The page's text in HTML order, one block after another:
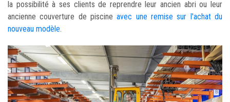
la possibilité à ses clients de reprendre leur ancien abri ou leur
ancienne couverture de piscineavec une remise sur l'achat du
nouveau modèle